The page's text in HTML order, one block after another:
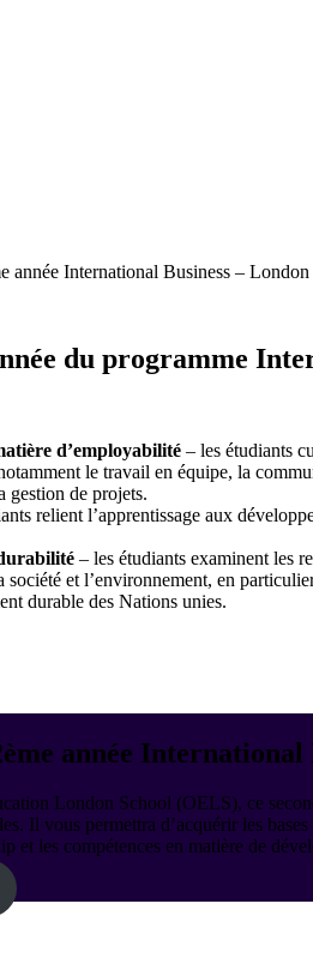
année International Business –
du programme
d’employabilité – les étudiants
le travail en équipe, la
gestion de projets.
relient l’apprentissage aux
– les étudiants examinent les
société et l’environnement, en
durable des Nations unies.
année International
London School (OELS), ce
Il vous permettra d’acquérir les
et les compétences en matière de